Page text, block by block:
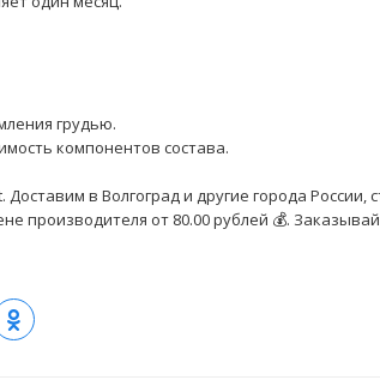
грудью.
компонентов состава.
в Волгоград и другие города России,
производителя от 80.00 рублей 💰.